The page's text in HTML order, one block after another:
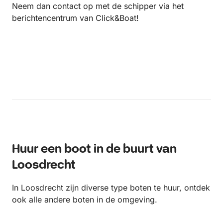
Neem dan contact op met de schipper via het
berichtencentrum van Click&Boat!
Huur een boot in de buurt van
Loosdrecht
In Loosdrecht zijn diverse type boten te huur, ontdek
ook alle andere boten in de omgeving.